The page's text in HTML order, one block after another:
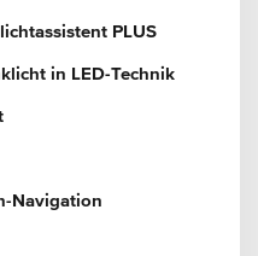
PLUS
in LED-Technik
Navigation